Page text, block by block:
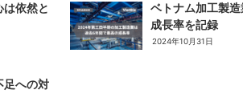
依然と
ベトナム加工製
成長率を記録
2024年10月31日
足への対